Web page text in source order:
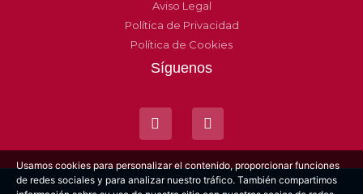
Aviso Legal
Política de Privacidad
Política de Cookies
Síguenos
Usamos cookies para personalizar el contenido, proporcionar funciones
de redes sociales y para analizar nuestro tráfico. También compartimos